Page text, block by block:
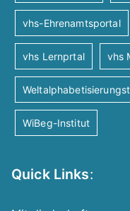
vhs-Ehrenamtsportal
vhs Lernprtal vhs
WiBeg-Institut
Quick Links: